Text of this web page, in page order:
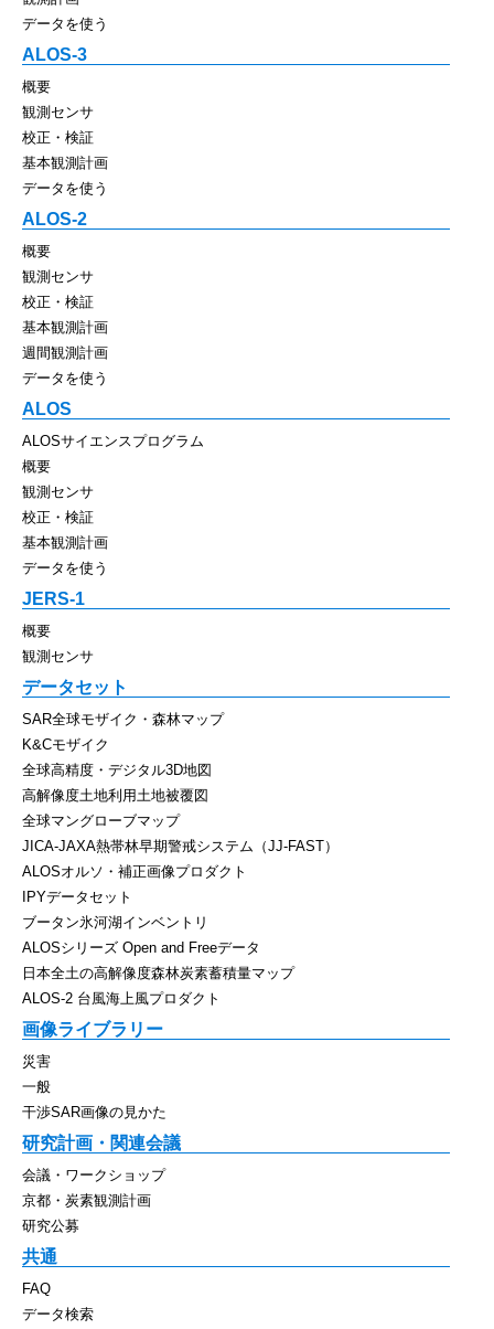
データを使う
ALOS-3
概要
観測センサ
校正・検証
基本観測計画
データを使う
ALOS-2
概要
観測センサ
校正・検証
基本観測計画
週間観測計画
データを使う
ALOS
ALOSサイエンスプログラム
概要
観測センサ
校正・検証
基本観測計画
データを使う
JERS-1
概要
観測センサ
データセット
SAR全球モザイク・森林マップ
K&Cモザイク
全球高精度・デジタル3D地図
高解像度土地利用土地被覆図
全球マングローブマップ
JICA-JAXA熱帯林早期警戒システム（JJ-FAST）
ALOSオルソ・補正画像プロダクト
IPYデータセット
ブータン氷河湖インベントリ
ALOSシリーズ Open and Freeデータ
日本全土の高解像度森林炭素蓄積量マップ
ALOS-2 台風海上風プロダクト
画像ライブラリー
災害
一般
干渉SAR画像の見かた
研究計画・関連会議
会議・ワークショップ
京都・炭素観測計画
研究公募
共通
FAQ
データ検索